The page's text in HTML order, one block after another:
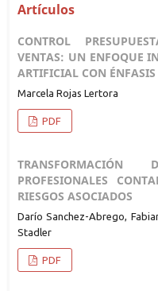
Artículos
CONTROL
VENTAS: UN ENFOQUE
ARTIFICIAL CON
Marcela Rojas Lertora
PDF
PROFESIONALES
RIESGOS ASOCIADOS
Darío Sanchez-Abrego,
Stadler
PDF